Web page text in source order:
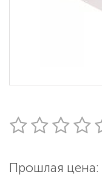
Прошлая цена: